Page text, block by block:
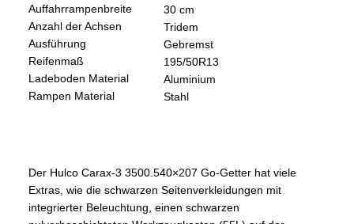
Auffahrrampenbreite
30 cm
Anzahl der Achsen
Tridem
Ausführung
Gebremst
Reifenmaß
195/50R13
Ladeboden Material
Aluminium
Rampen Material
Stahl
Der Hulco Carax-3 3500.540×207 Go-Getter hat viele
Extras, wie die schwarzen Seitenverkleidungen mit
integrierter Beleuchtung, einen schwarzen